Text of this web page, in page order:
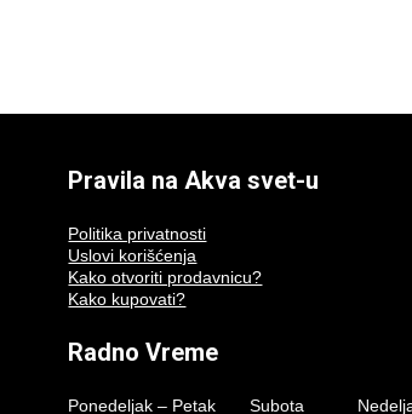
Pravila na Akva svet-u
Politika privatnosti
Uslovi korišćenja
Kako otvoriti prodavnicu?
Kako kupovati?
Radno Vreme
Ponedeljak – Petak Subota